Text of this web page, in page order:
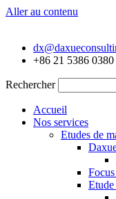
Aller au contenu
+86 21 5386 0380
Rechercher
Accueil
Nos services
Etudes de
Etude